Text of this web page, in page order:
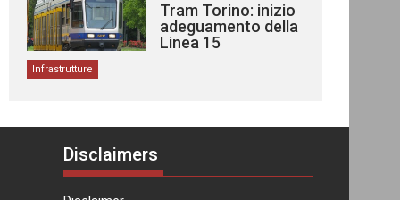
Tram Torino: inizio
adeguamento della
Linea 15
Infrastrutture
Disclaimers